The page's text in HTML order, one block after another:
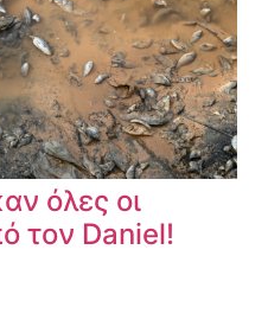
όλες οι
τον Daniel!